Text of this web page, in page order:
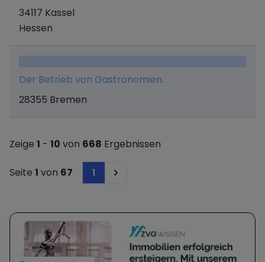
34117 Kassel
Hessen
Der Betrieb von Gastronomien.
28355 Bremen
Zeige 1 - 10 von 668 Ergebnissen
Seite 1 von 67 1 Next